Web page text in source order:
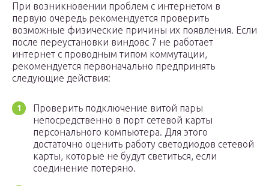
При возникновении проблем с интернетом в
первую очередь рекомендуется проверить
возможные физические причины их появления. Если
после переустановки виндовс 7 не работает
интернет с проводным типом коммутации,
рекомендуется первоначально предпринять
следующие действия:
Проверить подключение витой пары
непосредственно в порт сетевой карты
персонального компьютера. Для этого
достаточно оценить работу светодиодов сетевой
карты, которые не будут светиться, если
соединение потеряно.